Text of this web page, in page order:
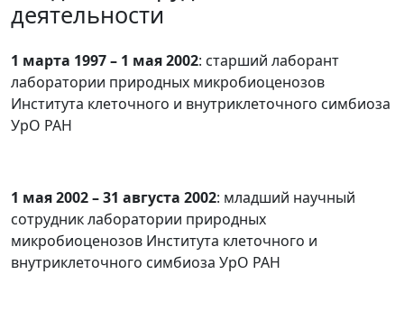
деятельности
1 марта 1997 – 1 мая 2002: старший лаборант
лаборатории природных микробиоценозов
Института клеточного и внутриклеточного симбиоза
УрО РАН
1 мая 2002 – 31 августа 2002: младший научный
сотрудник лаборатории природных
микробиоценозов Института клеточного и
внутриклеточного симбиоза УрО РАН